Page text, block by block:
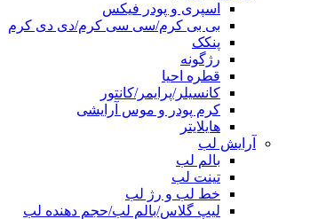
اسپری و پودر فیکس
بی بی کرم/سی سی کرم/دی دی کرم
پنکک
رژگونه
قطره احیا
کانسیلر/پرایمر/کانتور
کرم پودر و موس آرایشی
هایلایتر
آرایش لب
بالم لب
تینت لب
خط لب و رژ لب
لیپ گلاس/بالم لب/حجم دهنده لب